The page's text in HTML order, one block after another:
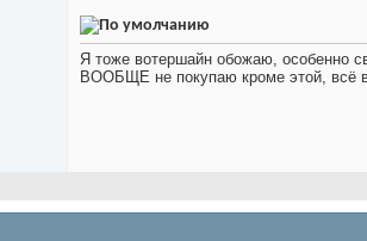
Я тоже вотершайн обожаю, особенно
ВООБЩЕ не покупаю кроме этой, всё